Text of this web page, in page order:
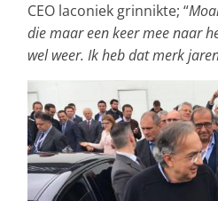
CEO laconiek grinnikte; “
die maar een keer mee naar
wel weer. Ik heb dat merk